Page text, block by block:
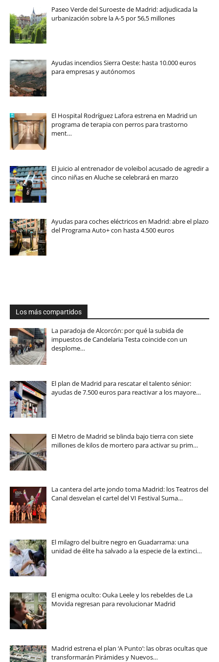
Paseo Verde del Suroeste de Madrid: adjudicada la
urbanización sobre la A-5 por 56,5 millones
Ayudas incendios Sierra Oeste: hasta 10.000 euros
para empresas y autónomos
El Hospital Rodríguez Lafora estrena en Madrid un
programa de terapia con perros para trastorno
ment…
El juicio al entrenador de voleibol acusado de agredir a
cinco niñas en Aluche se celebrará en marzo
Ayudas para coches eléctricos en Madrid: abre el plazo
del Programa Auto+ con hasta 4.500 euros
Los más compartidos
La paradoja de Alcorcón: por qué la subida de
impuestos de Candelaria Testa coincide con un
desplome…
El plan de Madrid para rescatar el talento sénior:
ayudas de 7.500 euros para reactivar a los mayore…
El Metro de Madrid se blinda bajo tierra con siete
millones de kilos de mortero para activar su prim…
La cantera del arte jondo toma Madrid: los Teatros del
Canal desvelan el cartel del VI Festival Suma…
El milagro del buitre negro en Guadarrama: una
unidad de élite ha salvado a la especie de la extinci…
El enigma oculto: Ouka Leele y los rebeldes de La
Movida regresan para revolucionar Madrid
Madrid estrena el plan ‘A Punto’: las obras ocultas que
transformarán Pirámides y Nuevos…